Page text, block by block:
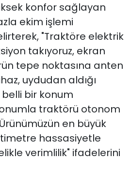
konfor sağlayan
ekim işlemi
"Traktöre elektrik
takıyoruz, ekran
tepe noktasına anten
uydudan aldığı
bir konum
traktörü otonom
en büyük
hassasiyetle
verimlilik" ifadelerini